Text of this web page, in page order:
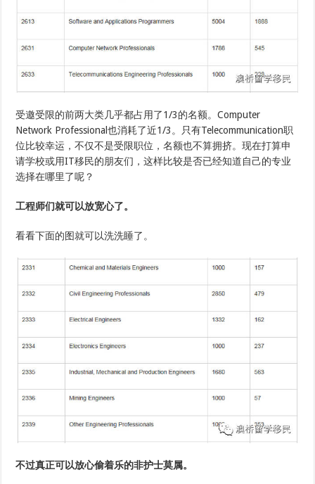
受邀受限的前两大类几乎都占用了1/3的名额。Computer
Network Professional也消耗了近1/3。只有Telecommunication职
位比较幸运，不仅不是受限职位，名额也不算拥挤。现在打算申
请学校或用IT移民的朋友们，这样比较是否已经知道自己的专业
选择在哪里了呢？
工程师们就可以放宽心了。
看看下面的图就可以洗洗睡了。
不过真正可以放心偷着乐的非护士莫属。